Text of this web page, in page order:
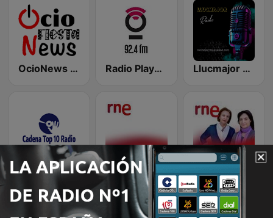
OcioNews Fiesta Radio Playasol Llucmajor Ràdio
Cadena Top10 Radio RNE - Besaide-País Vasco